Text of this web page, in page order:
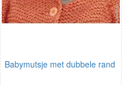
Babymutsje met dubbele rand